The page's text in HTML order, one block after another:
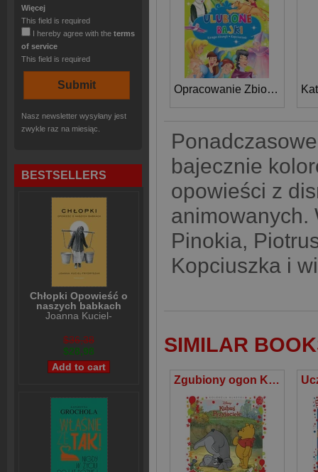
Więcej
This field is required
I hereby agree with the terms
of service
This field is required
Nasz newsletter wysyłany jest
zwykle raz na miesiąc.
BESTSELLERS
Chłopki Opowieść o
naszych babkach
Joanna Kuciel-
$36,38
$28,98
Opracowanie Zbiorowe
bajecznie
opowieści z
animowanych.
Pinokia,
Kopciuszka i
SIMILAR
Zgubiony ogon Kłapouchego. Disney Kubuś i Przyjaciele